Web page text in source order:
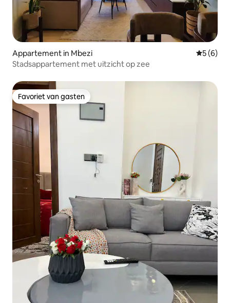
Appartement in Mbezi
5 (6)
Stadsappartement met uitzicht op zee
Favoriet van gasten
Favoriet van gasten